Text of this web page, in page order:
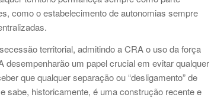
como o estabelecimento de autonomias sempre
territorial, admitindo a CRA o uso da força
desempenharão um papel crucial em evitar qualquer
que qualquer separação ou “desligamento” de
sabe, historicamente, é uma construção recente e